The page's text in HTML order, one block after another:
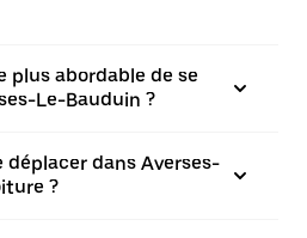
plus abordable de se
Le-Bauduin ?
déplacer dans Averses-
?